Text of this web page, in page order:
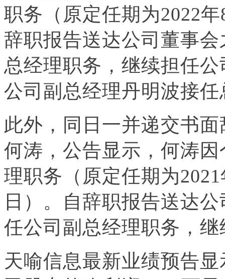
职务（原定任期为2022
辞职报告送达公司董事
总经理职务，继续担任
公司副总经理丹明波接
此外，同日一并递交书
何涛，公告显示，何涛
理职务（原定任期为
日）。自辞职报告送达
任公司副总经理职务，
天喻信息最新业绩预告